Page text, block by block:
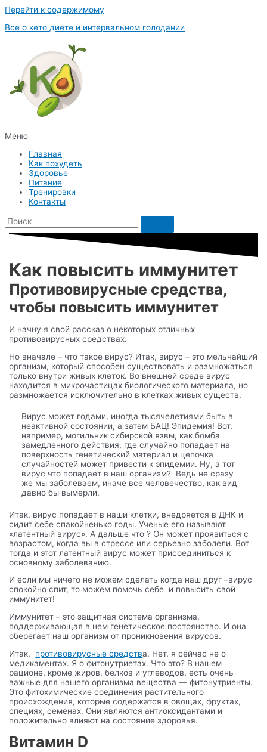
Перейти к содержимому
Все о кето диете и интервальном голодании
Меню
Главная
Как похудеть
Здоровье
Питание
Тренировки
Контакты
Как повысить иммунитет
Противовирусные средства,
чтобы повысить иммунитет
И начну я свой рассказ о некоторых отличных
противовирусных средствах.
Но вначале – что такое вирус? Итак, вирус – это мельчайший
организм, который способен существовать и размножаться
только внутри живых клеток. Во внешней среде вирус
находится в микрочастицах биологического материала, но
размножается исключительно в клетках живых существ.
Вирус может годами, иногда тысячелетиями быть в
неактивной состоянии, а затем БАЦ! Эпидемия! Вот,
например, могильник сибирской язвы, как бомба
замедленного действия, где случайно попадает на
поверхность генетический материал и цепочка
случайностей может привести к эпидемии. Ну, а тот
вирус что попадает в наш организм? Ведь не сразу
же мы заболеваем, иначе все человечество, как вид
давно бы вымерли.
Итак, вирус попадает в наши клетки, внедряется в ДНК и
сидит себе спакойненько годы. Ученые его называют
«латентный вирус». А дальше что ? Он может проявиться с
возрастом, когда вы в стрессе или серьезно заболели. Вот
тогда и этот латентный вирус может присоединиться к
основному заболеванию.
И если мы ничего не можем сделать когда наш друг –вирус
спокойно спит, то можем помочь себе и повысить свой
иммунитет!
Иммунитет – это защитная система организма,
поддерживающая в нем генетическое постоянство. И она
оберегает наш организм от проникновения вирусов.
Итак, противовирусные средства. Нет, я сейчас не о
медикаментах. Я о фитонутриетах. Что это? В нашем
рационе, кроме жиров, белков и углеводов, есть очень
важные для нашего организма вещества — фитонутриенты.
Это фитохимические соединения растительного
происхождения, которые содержатся в овощах, фруктах,
специях, семенах. Они являются антиоксидантами и
положительно влияют на состояние здоровья.
Витамин D